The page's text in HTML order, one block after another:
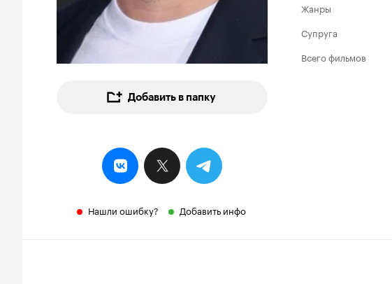
Добавить в папку
Нашли ошибку? Добавить инфо
Жанры
Супруга
Всего фильмов